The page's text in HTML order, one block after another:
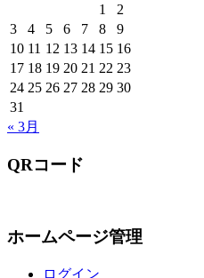
1
2
3
4 5 6 7 8
9
10 11 12 13 14 15 16
17 18 19 20 21 22 23
24 25 26 27 28 29 30
31
« 3月
QRコード
ホームページ管理
ログイン